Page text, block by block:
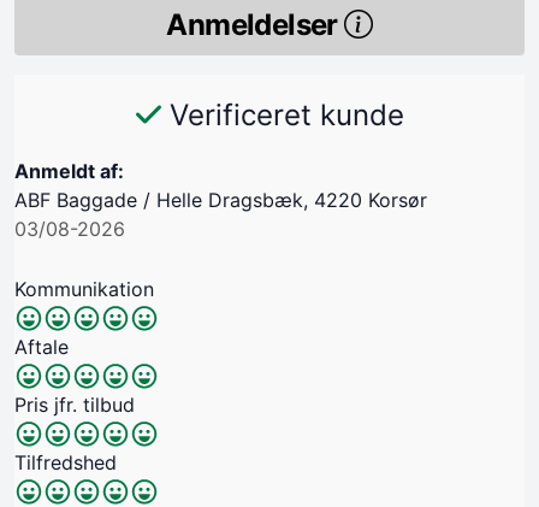
Anmeldelser
Verificeret kunde
Anmeldt af:
ABF Baggade / Helle Dragsbæk, 4220 Korsør
03/08-2026
Kommunikation
Aftale
Pris jfr. tilbud
Tilfredshed